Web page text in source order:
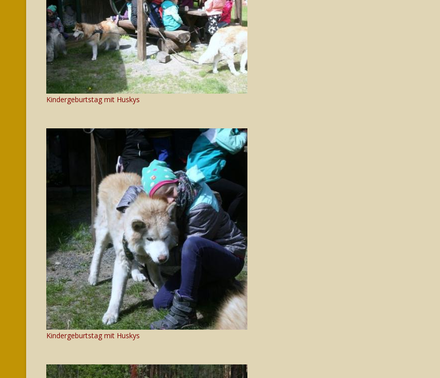
Kindergeburtstag mit Huskys
Kindergeburtstag mit Huskys